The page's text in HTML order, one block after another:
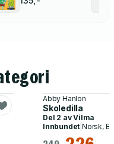
Abby Hanlon
Skoledilla
Del 2 avVilma
Innbundet Norsk,